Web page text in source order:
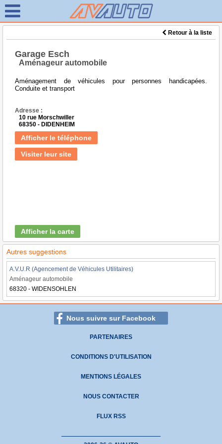
Retour à la liste
Garage Esch
Aménageur automobile
Aménagement de véhicules pour personnes handicapées.
Conduite et transport
Adresse :
10 rue Morschwiller
68350 - DIDENHEIM
Afficher le téléphone
Visiter leur site
Afficher la carte
Autres suggestions
A.V.U.R (Agencement de Véhicules Utilitaires)
Aménageur automobile
68320 - WIDENSOHLEN
Nous suivre sur Facebook
PARTENAIRES
CONDITIONS D'UTILISATION
MENTIONS LÉGALES
NOUS CONTACTER
FLUX RSS